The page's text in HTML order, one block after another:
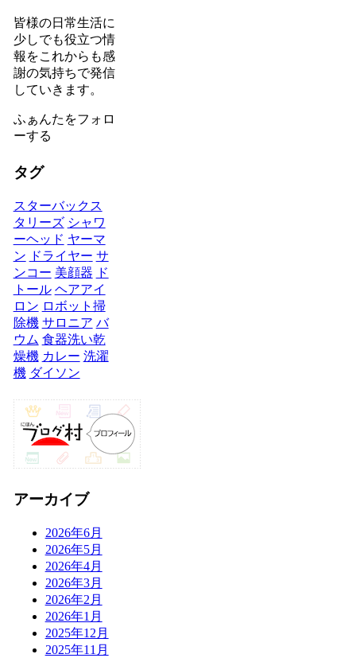
皆様の日常生活に
少しでも役立つ情
報をこれからも感
謝の気持ちで発信
していきます。
ふぁんたをフォロ
ーする
タグ
スターバックス
タリーズ シャワ
ーヘッド ヤーマ
ン ドライヤー サ
ンコー 美顔器 ド
トール ヘアアイ
ロン ロボット掃
除機 サロニア バ
ウム 食器洗い乾
燥機 カレー 洗濯
機 ダイソン
アーカイブ
2026年6月
2026年5月
2026年4月
2026年3月
2026年2月
2026年1月
2025年12月
2025年11月